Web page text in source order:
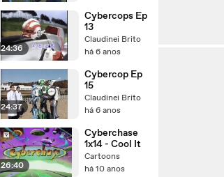
24:36
Cybercops Ep
13
Claudinei Brito
há 6 anos
24:37
Cybercop Ep
15
Claudinei Brito
há 6 anos
26:40
Cyberchase
1x14 - Cool It
Cartoons
há 10 anos